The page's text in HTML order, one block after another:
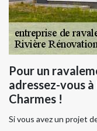
Pour un
adressez-vous
Charmes !
Si vous avez un projet